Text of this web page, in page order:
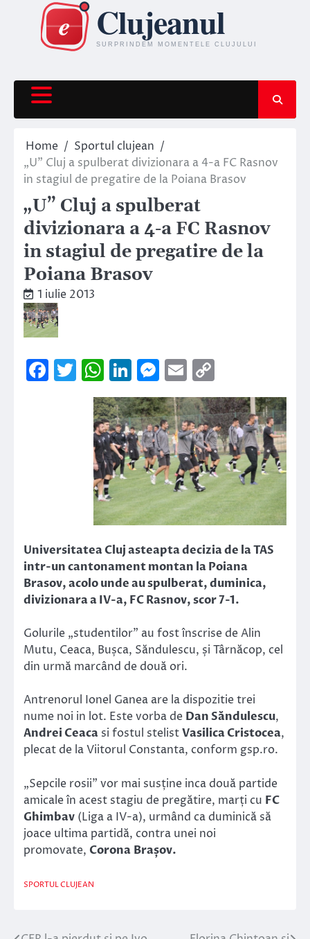
content
Home
Sportul clujean
„U” Cluj a spulberat divizionara a 4-a FC Rasnov
in stagiul de pregatire de la Poiana Brasov
„U” Cluj a spulberat
divizionara a 4-a FC Rasnov
in stagiul de pregatire de la
Poiana Brasov
1 iulie 2013
Facebook
Twitter
WhatsApp
LinkedIn
Messenger
Email
Link
Universitatea Cluj asteapta decizia de la TAS
intr-un cantonament montan la Poiana
Brasov, acolo unde au spulberat, duminica,
divizionara a IV-a, FC Rasnov, scor 7-1.
Golurile „studentilor” au fost înscrise de Alin
Mutu, Ceaca, Bușca, Săndulescu, și Târnăcop, cel
din urmă marcând de două ori.
Antrenorul Ionel Ganea are la dispozitie trei
nume noi in lot. Este vorba de Dan Săndulescu,
Andrei Ceaca si fostul stelistVasilica Cristocea,
plecat de la Viitorul Constanta, conform gsp.ro.
„Sepcile rosii” vor mai susține inca două partide
amicale în acest stagiu de pregătire, marți cu FC
Ghimbav (Liga a IV-a), urmând ca duminică să
joace ultima partidă, contra unei noi
promovate, Corona Brașov.
SPORTUL CLUJEAN